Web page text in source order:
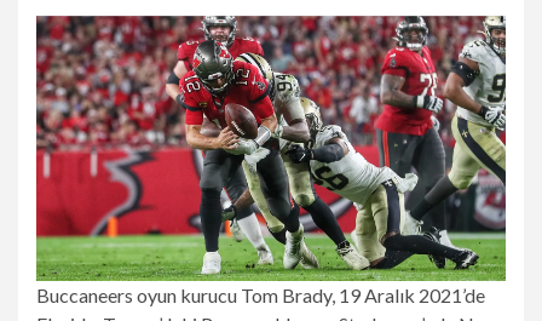
Buccaneers oyun kurucu Tom Brady, 19 Aralık 2021’de